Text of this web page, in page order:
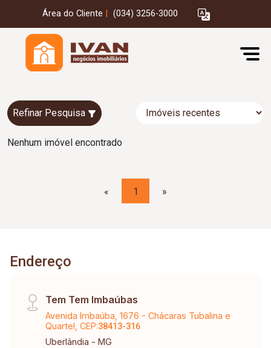
Área do Cliente (034) 3256-3000
Refinar Pesquisa
Nenhum imóvel encontrado
« 1 »
Endereço
Tem Tem Imbaúbas
Avenida Imbaúba, 1676 - Chácaras Tubalina e
Quartel, CEP:38413-316
Uberlândia - MG